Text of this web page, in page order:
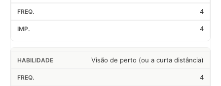
4
4
Visão de perto (ou a curta distância)
4